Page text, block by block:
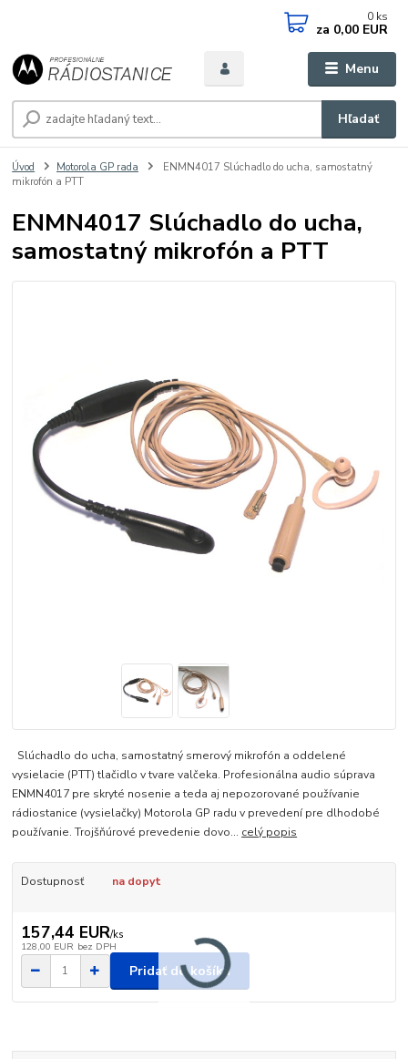
Menu
Hľadať
0 ks
za 0,00 EUR
Úvod Motorola GP rada
ENMN4017 Slúchadlo do ucha, samostatný
mikrofón a PTT
ENMN4017 Slúchadlo do ucha,
samostatný mikrofón a PTT
Slúchadlo do ucha, samostatný smerový mikrofón a oddelené
vysielacie (PTT) tlačidlo v tvare valčeka. Profesionálna audio súprava
ENMN4017 pre skryté nosenie a teda aj nepozorované používanie
rádiostanice (vysielačky) Motorola GP radu v prevedení pre dlhodobé
používanie. Trojšňúrové prevedenie dovo... celý popis
Dostupnosť na dopyt
157,44 EUR/ks
128,00 EUR bez DPH
Pridať do košíka